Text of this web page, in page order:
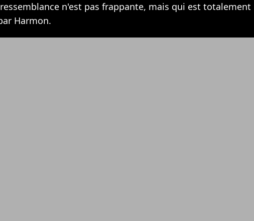
n'est pas frappante, mais qui est totalement
Harmon.